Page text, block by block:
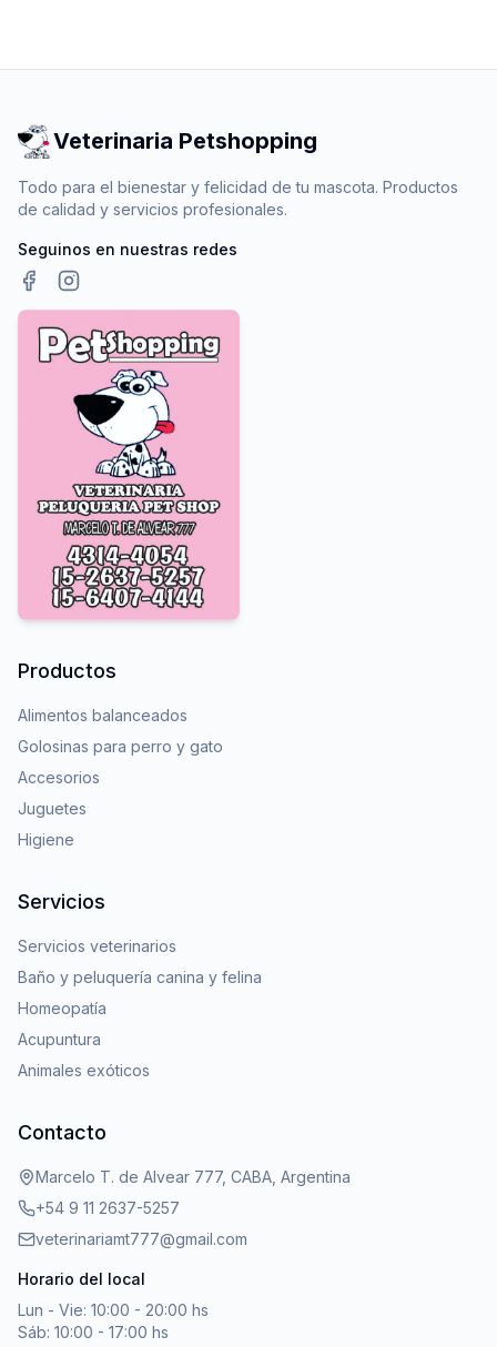
Veterinaria Petshopping
Todo para el bienestar y felicidad de tu mascota. Productos
de calidad y servicios profesionales.
Seguinos en nuestras redes
Facebook
Instagram
Productos
Alimentos balanceados
Golosinas para perro y gato
Accesorios
Juguetes
Higiene
Servicios
Servicios veterinarios
Baño y peluquería canina y felina
Homeopatía
Acupuntura
Animales exóticos
Contacto
Marcelo T. de Alvear 777, CABA, Argentina
+54 9 11 2637-5257
veterinariamt777@gmail.com
Horario del local
Lun - Vie: 10:00 - 20:00 hs
Sáb: 10:00 - 17:00 hs